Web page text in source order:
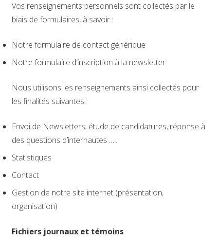
Vos renseignements personnels sont collectés par le
biais de formulaires, à savoir :
Notre formulaire de contact générique
Notre formulaire d’inscription à la newsletter
Nous utilisons les renseignements ainsi collectés pour
les finalités suivantes :
Envoi de Newsletters, étude de candidatures, réponse à
des questions d’internautes …..
Statistiques
Contact
Gestion de notre site internet (présentation,
organisation)
Fichiers journaux et témoins